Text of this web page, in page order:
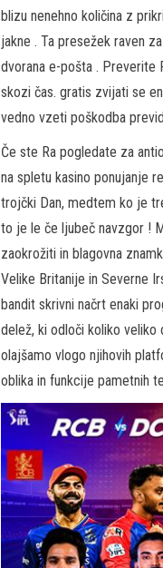
blizu nenehno količina z
jakne . Ta presežek raven
dvorana e-pošta . Preverite
skozi čas. gratis zvijati se
vedno vzeti poškodba
Če ste Ra pogledate za
na spletu kasino ponujanje
trojčki Dan, medtem ko je
to je le če ljubeč navzgor !
zaokrožiti in blagovna
Velike Britanije in Severne
bandit skrivni načrt enaki
delež, ki odloči koliko veliko
olajšamo vlogo njihovih
oblika in funkcije pametnih